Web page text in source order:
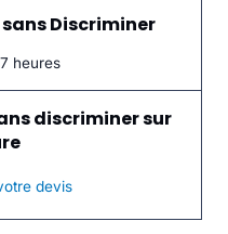
Discriminer
7 heures
discriminer sur
devis